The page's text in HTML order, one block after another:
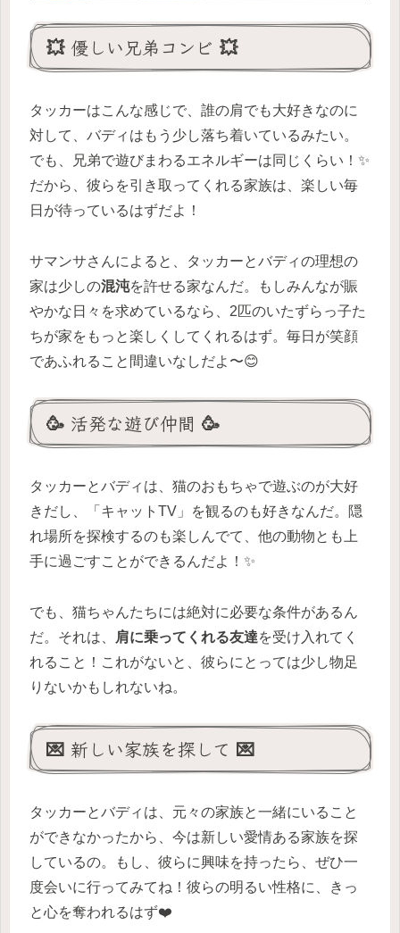
💥 優しい兄弟コンビ 💥
タッカーはこんな感じで、誰の肩でも大好きなのに
対して、バディはもう少し落ち着いているみたい。
でも、兄弟で遊びまわるエネルギーは同じくらい！✨
だから、彼らを引き取ってくれる家族は、楽しい毎
日が待っているはずだよ！
サマンサさんによると、タッカーとバディの理想の
家は少しの混沌を許せる家なんだ。もしみんなが賑
やかな日々を求めているなら、2匹のいたずらっ子た
ちが家をもっと楽しくしてくれるはず。毎日が笑顔
であふれること間違いなしだよ〜😊
🥳 活発な遊び仲間 🥳
タッカーとバディは、猫のおもちゃで遊ぶのが大好
きだし、「キャットTV」を観るのも好きなんだ。隠
れ場所を探検するのも楽しんでて、他の動物とも上
手に過ごすことができるんだよ！✨
でも、猫ちゃんたちには絶対に必要な条件があるん
だ。それは、
肩に乗ってくれる友達を受け入れてく
れること！これがないと、彼らにとっては少し物足
りないかもしれないね。
💌 新しい家族を探して 💌
タッカーとバディは、元々の家族と一緒にいること
ができなかったから、今は新しい愛情ある家族を探
しているの。もし、彼らに興味を持ったら、ぜひ一
度会いに行ってみてね！彼らの明るい性格に、きっ
と心を奪われるはず❤️